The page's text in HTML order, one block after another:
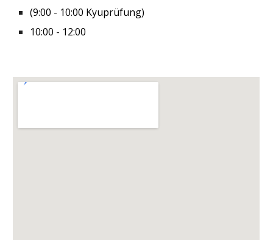
(9:00 - 10:00 Kyuprüfung)
10:00 - 12:00